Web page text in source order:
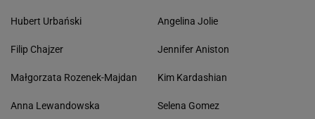
Hubert Urbański
Filip Chajzer
Małgorzata Rozenek-Majdan
Anna Lewandowska
Angelina Jolie
Jennifer Aniston
Kim Kardashian
Selena Gomez